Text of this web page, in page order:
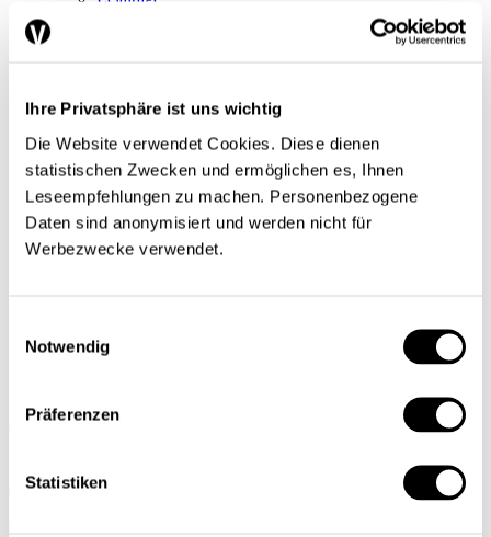
Ihre Privatsphäre ist uns wichtig
Die Website verwendet Cookies. Diese dienen
statistischen Zwecken und ermöglichen es, Ihnen
Leseempfehlungen zu machen. Personenbezogene
Daten sind anonymisiert und werden nicht für
Werbezwecke verwendet.
Notwendig
Präferenzen
Statistiken
Next Generation
Infographies
Services
Auteures et auteurs
Éditions imprimées
Qui sommes-nous?
Contact
Protection des données/Conditions d’utilisation